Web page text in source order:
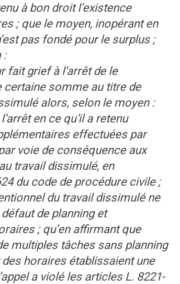
à bon droit l’existence
; que le moyen, inopérant en
pas fondé pour le surplus ;
:
fait grief à l’arrêt de le
certaine somme au titre de
alors, selon le moyen :
en ce qu’il a retenu
effectuées par
voie de conséquence aux
travail dissimulé, en
du code de procédure civile ;
du travail dissimulé ne
de planning et
; qu’en affirmant que
multiples tâches sans planning
horaires établissaient une
a violé les articles L. 8221-